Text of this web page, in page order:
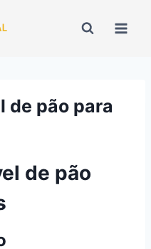
de pão para
de pão